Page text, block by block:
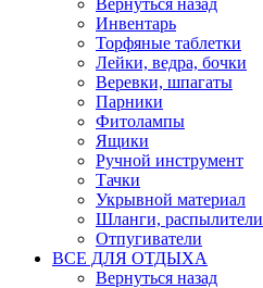
Инвентарь
Торфяные таблетки
Лейки, ведра, бочки
Веревки, шпагаты
Парники
Фитолампы
Ящики
Ручной инструмент
Тачки
Укрывной материал
Шланги, распылители
Отпугиватели
ВСЕ ДЛЯ ОТДЫХА
Вернуться назад